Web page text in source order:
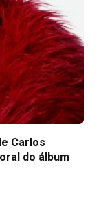
Carlos
do álbum